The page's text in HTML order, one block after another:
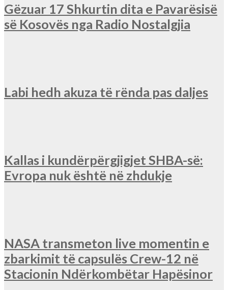
Gëzuar 17 Shkurtin dita e Pavarësisë
së Kosovës nga Radio Nostalgjia
Labi hedh akuza të rënda pas daljes
Kallas i kundërpërgjigjet SHBA-së:
Evropa nuk është në zhdukje
NASA transmeton live momentin e
zbarkimit të capsulës Crew-12 në
Stacionin Ndërkombëtar Hapësinor